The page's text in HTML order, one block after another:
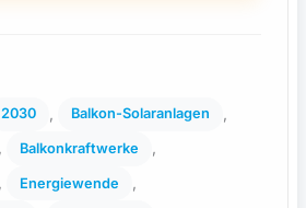
2030 Balkon-Solaranlagen
Balkonkraftwerke
Energiewende